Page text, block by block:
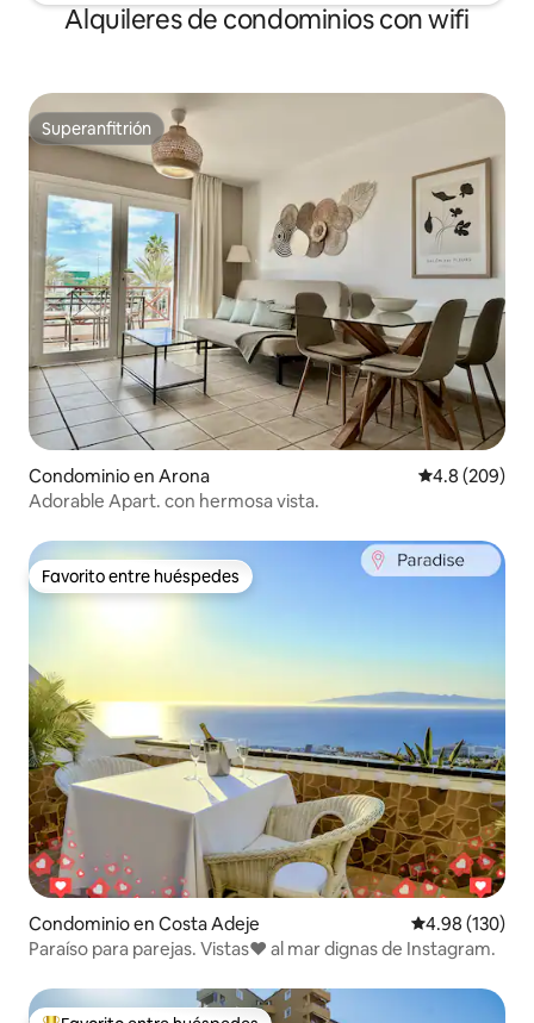
Alquileres de condominios con wifi
Superanfitrión
Superanfitrión
Condominio en Arona Calificación
4.8 (209)
Adorable Apart. con hermosa vista.
Favorito entre huéspedes
Favorito entre huéspedes
Condominio en Costa Adeje Calificación
4.98 (130)
Paraíso para parejas. Vistas❤️️ al mar dignas de Instagram.